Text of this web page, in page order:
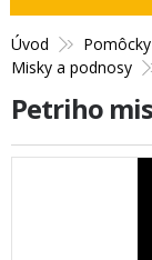
Úvod
Misky a podnosy
Petriho